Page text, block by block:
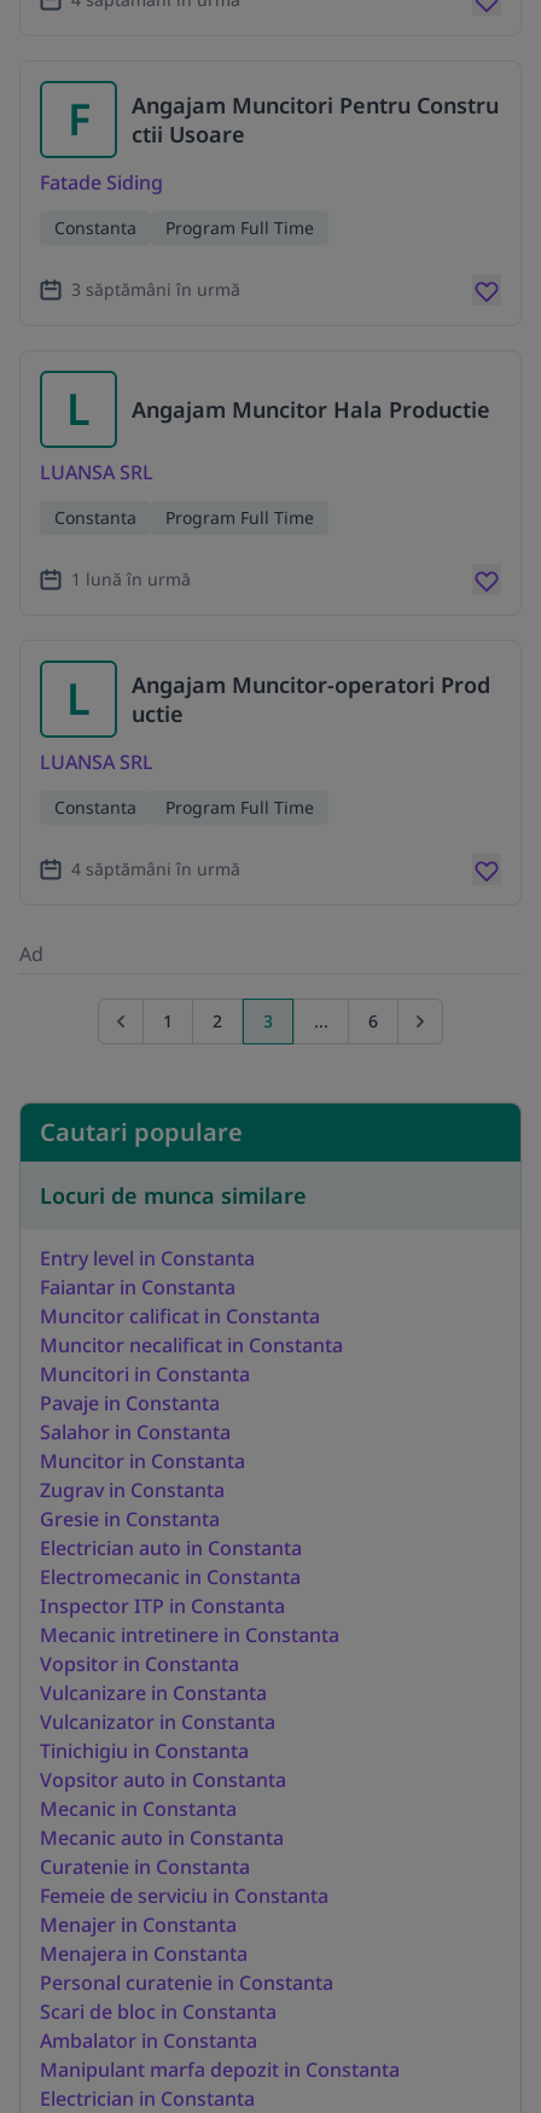
F
Angajam Muncitori Pentru Constru
ctii Usoare
Fatade Siding
Constanta Program Full Time
3 săptămâni în urmă
L Angajam Muncitor Hala Productie
LUANSA SRL
Constanta Program Full Time
1 lună în urmă
L
Angajam Muncitor-operatori Prod
uctie
LUANSA SRL
Constanta Program Full Time
4 săptămâni în urmă
Ad
Go to previous page
1 2 3 ... 6 Go to next page
Cautari populare
Locuri de munca similare
Entry level in Constanta
Faiantar in Constanta
Muncitor calificat in Constanta
Muncitor necalificat in Constanta
Muncitori in Constanta
Pavaje in Constanta
Salahor in Constanta
Muncitor in Constanta
Zugrav in Constanta
Gresie in Constanta
Electrician auto in Constanta
Electromecanic in Constanta
Inspector ITP in Constanta
Mecanic intretinere in Constanta
Vopsitor in Constanta
Vulcanizare in Constanta
Vulcanizator in Constanta
Tinichigiu in Constanta
Vopsitor auto in Constanta
Mecanic in Constanta
Mecanic auto in Constanta
Curatenie in Constanta
Femeie de serviciu in Constanta
Menajer in Constanta
Menajera in Constanta
Personal curatenie in Constanta
Scari de bloc in Constanta
Ambalator in Constanta
Manipulant marfa depozit in Constanta
Electrician in Constanta